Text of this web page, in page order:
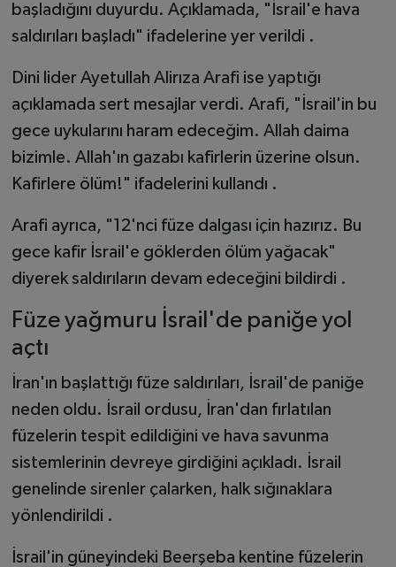
başladığını duyurdu. Açıklamada, "İsrail'e hava
saldırıları başladı" ifadelerine yer verildi .
Dini lider Ayetullah Alirıza Arafi ise yaptığı
açıklamada sert mesajlar verdi. Arafi, "İsrail'in bu
gece uykularını haram edeceğim. Allah daima
bizimle. Allah'ın gazabı kafirlerin üzerine olsun.
Kafirlere ölüm!" ifadelerini kullandı .
Arafi ayrıca, "12'nci füze dalgası için hazırız. Bu
gece kafir İsrail'e göklerden ölüm yağacak"
diyerek saldırıların devam edeceğini bildirdi .
Füze yağmuru İsrail'de paniğe yol
açtı
İran'ın başlattığı füze saldırıları, İsrail'de paniğe
neden oldu. İsrail ordusu, İran'dan fırlatılan
füzelerin tespit edildiğini ve hava savunma
sistemlerinin devreye girdiğini açıkladı. İsrail
genelinde sirenler çalarken, halk sığınaklara
yönlendirildi .
İsrail'in güneyindeki Beerşeba kentine füzelerin